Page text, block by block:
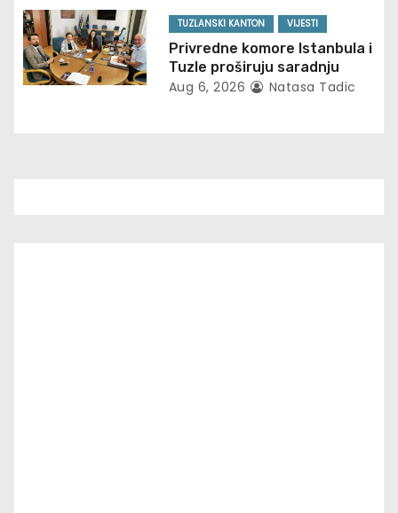
TUZLANSKI KANTON VIJESTI
Privredne komore Istanbula i
Tuzle proširuju saradnju
Aug 6, 2026 Natasa Tadic